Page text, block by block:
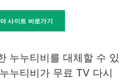
사이트 바로가기
누누티비를 대체할 수 있
누티비가 무료 TV 다시